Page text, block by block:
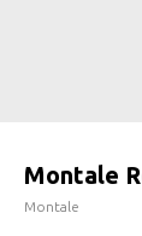
Montale
Montale